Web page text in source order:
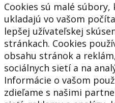
Cookies sú malé súbory,
ukladajú vo vašom
lepšej užívateľskej
stránkach. Cookies
obsahu stránok a
sociálnych sietí a na
Informácie o vašom
zdieľame s našimi